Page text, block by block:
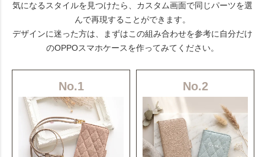
気になるスタイルを見つけたら、カスタム画面で同じパーツを選
んで再現することができます。
デザインに迷った方は、まずはこの組み合わせを参考に自分だけ
のOPPOスマホケースを作ってみてください。
No.1 No.2